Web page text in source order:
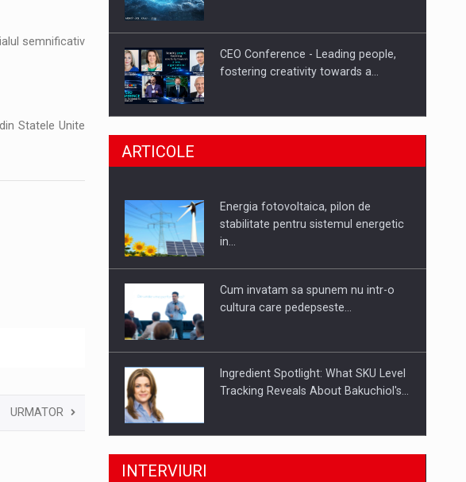
semnificativ
Statele Unite
URMATOR
CEO Conference - Leading people,
fostering creativity towards a…
CEO Conference - Shaping The
Webinar - Business Evolution-
RETHINK STRATEGY-Finantare
ARTICOLE
Energia fotovoltaica, pilon de
stabilitate pentru sistemul energetic
in…
Cum invatam sa spunem nu intr-o
cultura care pedepseste…
Ingredient Spotlight: What SKU Level
Tracking Reveals About Bakuchiol's…
Producatorii si comerciantii care nu
INTERVIURI